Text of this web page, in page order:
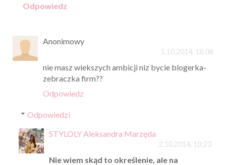
Odpowiedz
Anonimowy
1.10.2014, 18:08
nie masz wiekszych ambicji niz bycie blogerka-
zebraczka firm??
Odpowiedz
Odpowiedzi
STYLOLY Aleksandra Marzęda
2.10.2014, 10:23
Nie wiem skąd to określenie, ale na